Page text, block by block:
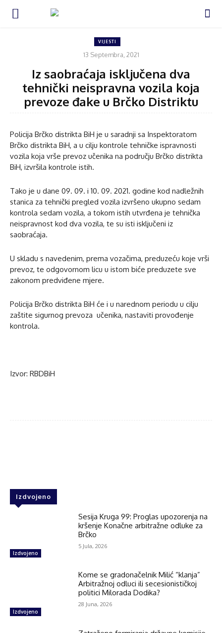
VIJESTI
13 Septembra, 2021
Iz saobraćaja isključena dva
tehnički neispravna vozila koja
prevoze đake u Brčko Distriktu
Policija Brčko distrikta BiH je u saradnji sa Inspektoratom
Brčko distrikta BiH, a u cilju kontrole tehničke ispravnosti
vozila koja vrše prevoz učenika na području Brčko distrikta
BiH, izvršila kontrole istih.
Tako je u dane 09. 09. i 10. 09. 2021. godine kod nadležnih
stanica za tehnički pregled vozila izvršeno ukupno sedam
kontrola sedam vozila, a tokom istih utvrđena je tehnička
neispravnost kod dva vozila, te su isti isključeni iz
saobraćaja.
U skladu s navedenim, prema vozačima, preduzeću koje vrši
prevoz, te odgovornom licu u istom biće preduzete sve
zakonom predviđene mjere.
Policija Brčko distrikta BiH će i u narednom periodu u cilju
zaštite sigurnog prevoza učenika, nastaviti provođenje
kontrola.
Izvor: RBDBiH
Izdvojeno
Izdvojeno
Sesija Kruga 99: Proglas upozorenja na
kršenje Konačne arbitražne odluke za
Brčko
5 Jula, 2026
Izdvojeno
Kome se gradonačelnik Milić “klanja”
Arbitražnoj odluci ili secesionističkoj
politici Milorada Dodika?
28 Juna, 2026